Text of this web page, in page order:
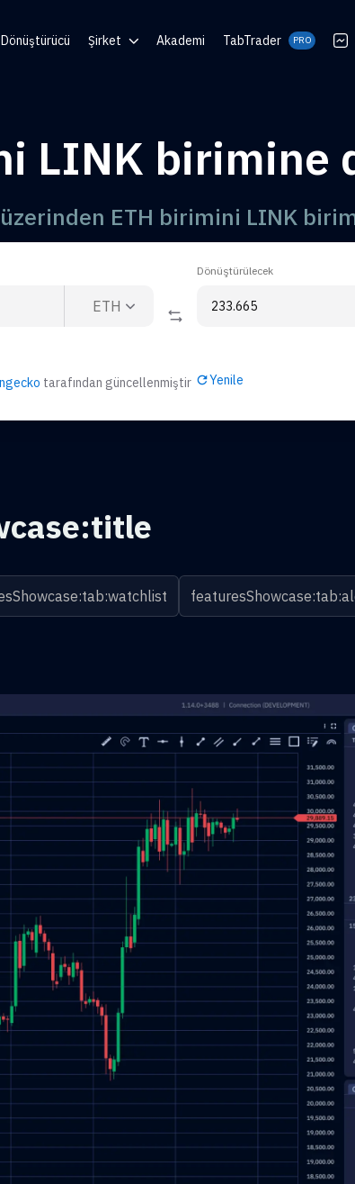
Dönüştürücü Şirket Akademi TabTrader PRO
LINK birimine
ETH birimini LINK
ETH
Dönüştürülecek
tarafından güncellenmiştir Yenile